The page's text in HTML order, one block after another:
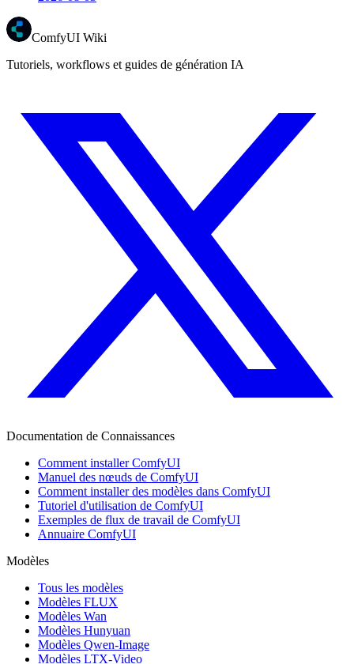
ComfyUI Wiki
Tutoriels, workflows et guides de génération IA
Documentation de Connaissances
Comment installer ComfyUI
Manuel des nœuds de ComfyUI
Comment installer des modèles dans ComfyUI
Tutoriel d'utilisation de ComfyUI
Exemples de flux de travail de ComfyUI
Annuaire ComfyUI
Modèles
Tous les modèles
Modèles FLUX
Modèles Wan
Modèles Hunyuan
Modèles Qwen-Image
Modèles LTX-Video